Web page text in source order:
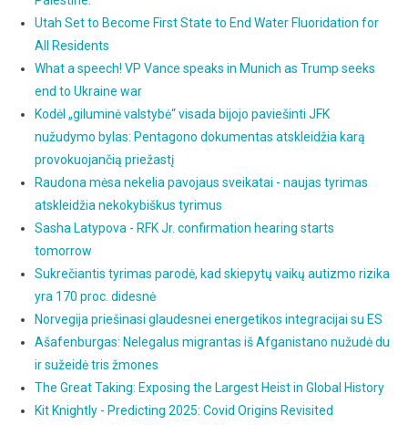
Utah Set to Become First State to End Water Fluoridation for
All Residents
What a speech! VP Vance speaks in Munich as Trump seeks
end to Ukraine war
Kodėl „giluminė valstybė“ visada bijojo paviešinti JFK
nužudymo bylas: Pentagono dokumentas atskleidžia karą
provokuojančią priežastį
Raudona mėsa nekelia pavojaus sveikatai - naujas tyrimas
atskleidžia nekokybiškus tyrimus
Sasha Latypova - RFK Jr. confirmation hearing starts
tomorrow
Sukrečiantis tyrimas parodė, kad skiepytų vaikų autizmo rizika
yra 170 proc. didesnė
Norvegija priešinasi glaudesnei energetikos integracijai su ES
Ašafenburgas: Nelegalus migrantas iš Afganistano nužudė du
ir sužeidė tris žmones
The Great Taking: Exposing the Largest Heist in Global History
Kit Knightly - Predicting 2025: Covid Origins Revisited